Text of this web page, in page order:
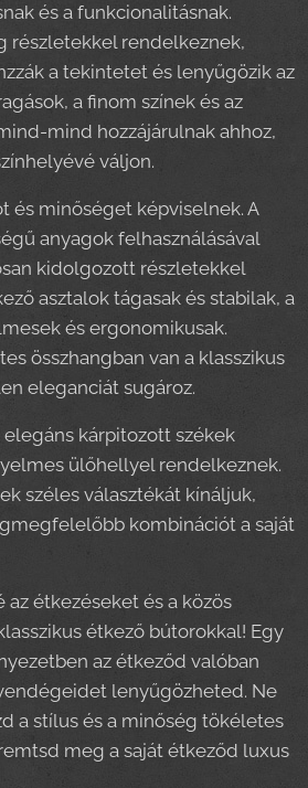
és a funkcionalitásnak.
részletekkel rendelkeznek,
a tekintetet és lenyűgözik az
a finom színek és az
mind hozzájárulnak ahhoz,
váljon.
és minőséget képviselnek. A
anyagok felhasználásával
kidolgozott részletekkel
asztalok tágasak és stabilak, a
és ergonomikusak.
összhangban van a klasszikus
eleganciát sugároz.
kárpitozott székek
ülőhellyel rendelkeznek.
széles választékát kínáljuk,
kombinációt a saját
étkezéseket és a közös
étkező bútorokkal! Egy
az étkeződ valóban
lenyűgözheted. Ne
a stílus és a minőség tökéletes
meg a saját étkeződ luxus